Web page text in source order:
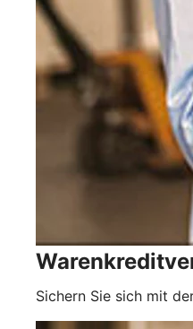
Sichern Sie sich mit